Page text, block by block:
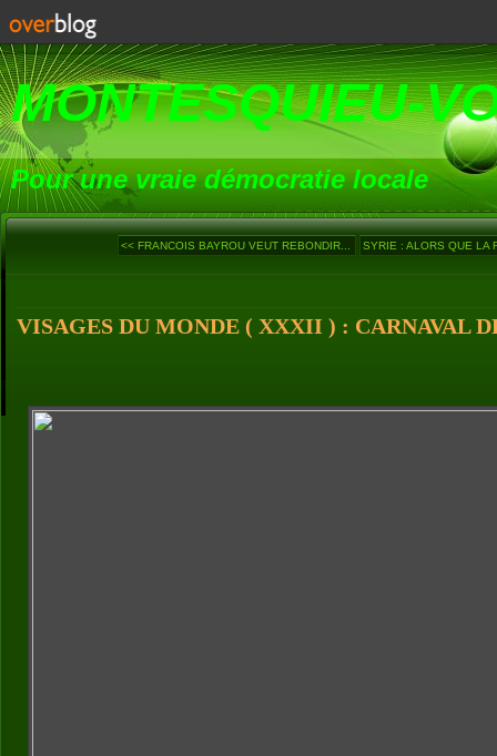
MONTESQUIEU-
Pour une vraie démocratie locale
<< FRANCOIS BAYROU VEUT REBONDIR... SYRIE : ALORS QUE LA
VISAGES DU MONDE ( XXXII ) : CARNAVAL